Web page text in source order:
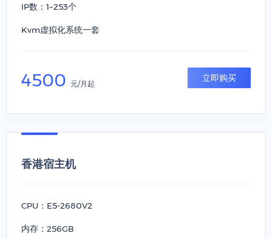
IP数：1~253个
Kvm虚拟化系统一套
4500 元/月起
立即购买
香港宿主机
CPU：E5-2680V2
内存：256GB